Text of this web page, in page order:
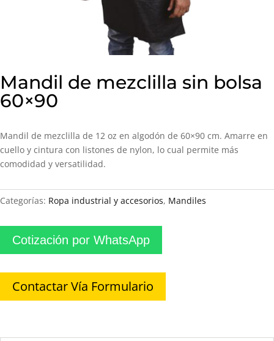
Mandil de mezclilla sin bolsa
60×90
Mandil de mezclilla de 12 oz en algodón de 60×90 cm. Amarre en
cuello y cintura con listones de nylon, lo cual permite más
comodidad y versatilidad.
Categorías: Ropa industrial y accesorios, Mandiles
Cotización por WhatsApp
Contactar Vía Formulario